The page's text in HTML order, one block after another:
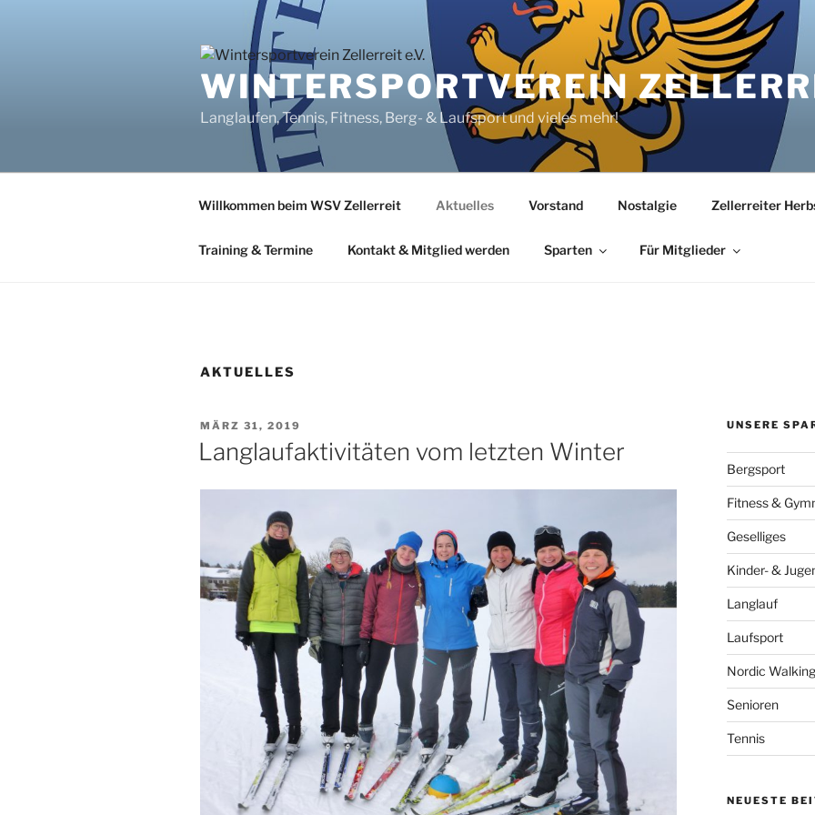
WINTERSPORTVEREIN
Langlaufen, Tennis, Fitness, Berg- & Laufsport und vieles mehr!
Willkommen beim WSV Zellerreit Aktuelles Vorstand Nostalgie Zellerreiter
Training & Termine Kontakt & Mitglied werden Sparten Für Mitglieder
AKTUELLES
VERÖFFENTLICHT
AM
MÄRZ 31, 2019
Langlaufaktivitäten vom letzten Winter
UNSERE
Bergsport
Fitness &
Geselliges
Kinder- &
Langlauf
Laufsport
Nordic Walking
Senioren
Tennis
NEUESTE